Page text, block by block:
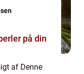
på din
af Denne